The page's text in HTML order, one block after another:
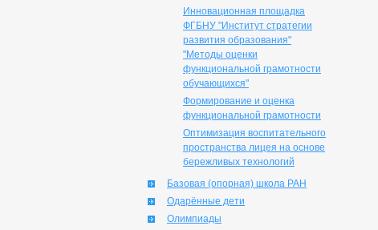
Инновационная площадка
ФГБНУ "Институт стратегии
развития образования"
"Методы оценки
функциональной грамотности
обучающихся"
Формирование и оценка
функциональной грамотности
Оптимизация воспитательного
пространства лицея на основе
бережливых технологий
Базовая (опорная) школа РАН
Одарённые дети
Олимпиады